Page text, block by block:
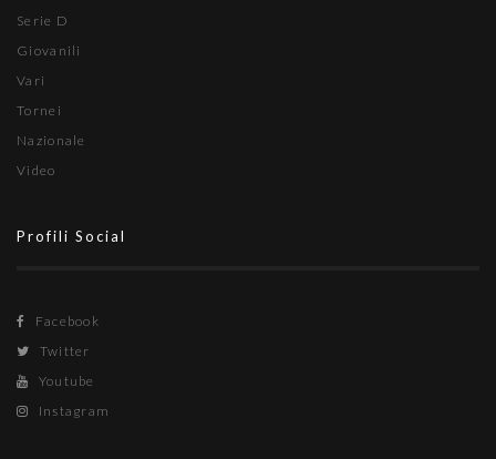
Serie D
Giovanili
Vari
Tornei
Nazionale
Video
Profili Social
Facebook
Twitter
Youtube
Instagram